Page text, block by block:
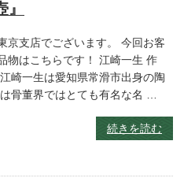
京支店でございます。 今回お客
物はこちらです！ 江崎一生 作
崎一生は愛知県常滑市出身の陶
骨董界ではとても有名な名 …
続きを読む